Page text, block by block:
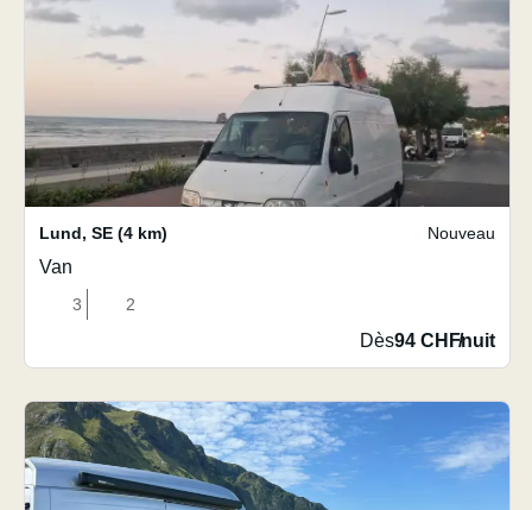
Lund, SE (4 km) Nouveau
Van
3 2
Dès94 CHF/nuit